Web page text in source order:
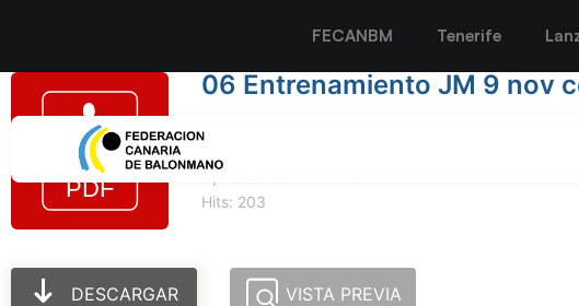
FECANBM Tenerife
06 Entrenamiento JM 9 nov
Hits: 203
DESCARGAR VISTA PREVIA